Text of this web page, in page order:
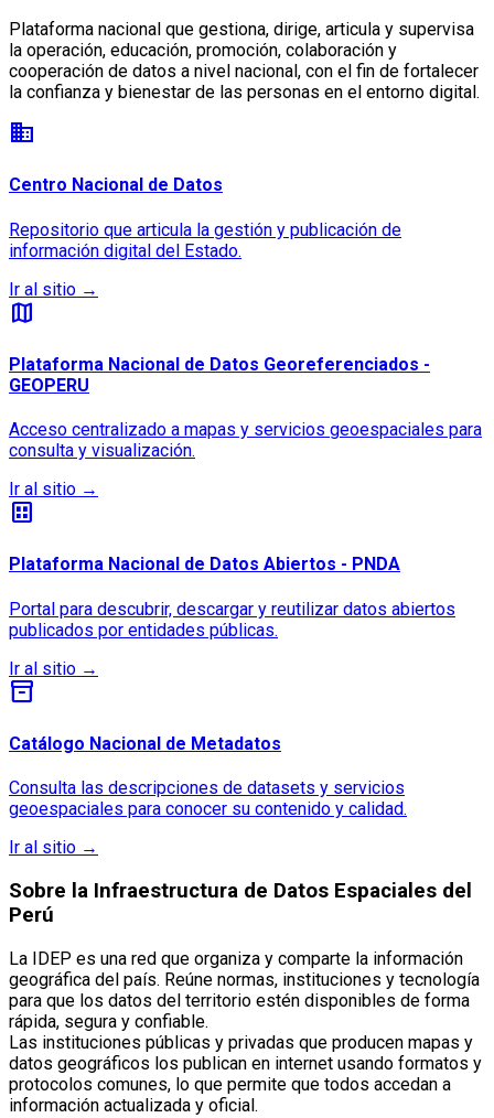
Plataforma nacional que gestiona, dirige, articula y supervisa
la operación, educación, promoción, colaboración y
cooperación de datos a nivel nacional, con el fin de fortalecer
la confianza y bienestar de las personas en el entorno digital.
business
Centro Nacional de Datos
Repositorio que articula la gestión y publicación de
información digital del Estado.
Ir al sitio →
map
Plataforma Nacional de Datos Georeferenciados -
GEOPERU
Acceso centralizado a mapas y servicios geoespaciales para
consulta y visualización.
Ir al sitio →
dataset
Plataforma Nacional de Datos Abiertos - PNDA
Portal para descubrir, descargar y reutilizar datos abiertos
publicados por entidades públicas.
Ir al sitio →
inventory_2
Catálogo Nacional de Metadatos
Consulta las descripciones de datasets y servicios
geoespaciales para conocer su contenido y calidad.
Ir al sitio →
Sobre la Infraestructura de Datos Espaciales del
Perú
La IDEP es una red que organiza y comparte la información
geográfica del país. Reúne normas, instituciones y tecnología
para que los datos del territorio estén disponibles de forma
rápida, segura y confiable.
Las instituciones públicas y privadas que producen mapas y
datos geográficos los publican en internet usando formatos y
protocolos comunes, lo que permite que todos accedan a
información actualizada y oficial.